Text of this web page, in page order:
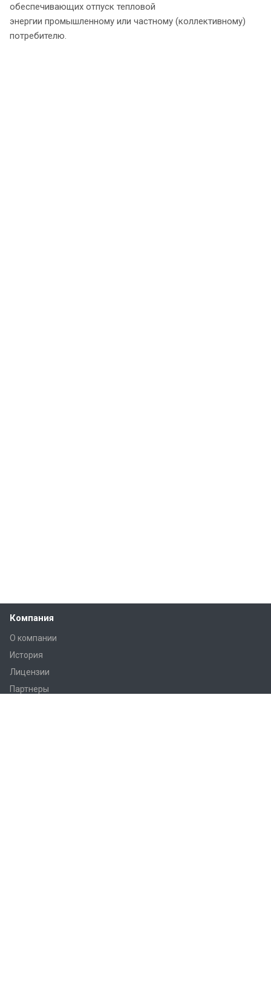
обеспечивающих отпуск тепловой
энергии промышленному или частному (коллективному)
потребителю.
Компания
О компании
История
Лицензии
Партнеры